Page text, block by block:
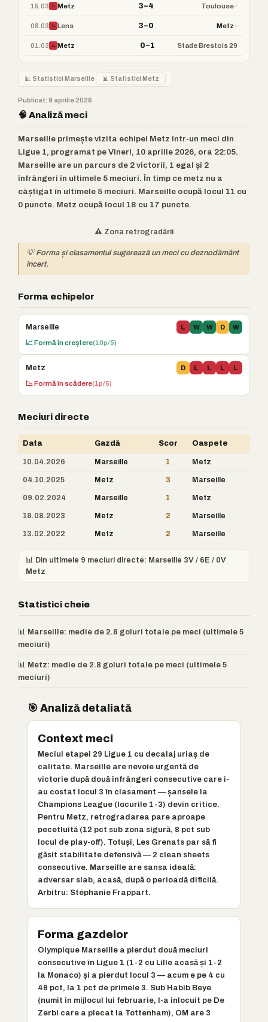
15.03 L Metz 3–4 Toulouse›
08.03 L Lens 3–0 Metz ›
01.03 L Metz 0–1 Stade Brestois 29
📊 Statistici Marseille 📊 Statistici Metz
Publicat: 9 aprilie 2026
🧠 Analiză meci
Marseille primește vizita echipei Metz într-un meci din
Ligue 1, programat pe Vineri, 10 aprilie 2026, ora 22:05.
Marseille are un parcurs de 2 victorii, 1 egal și 2
înfrângeri în ultimele 5 meciuri. În timp ce metz nu a
câștigat în ultimele 5 meciuri. Marseille ocupă locul 11 cu
0 puncte. Metz ocupă locul 18 cu 17 puncte.
⚠️ Zona retrogradării
💡 Forma și clasamentul sugerează un meci cu deznodământ
incert.
Forma echipelor
Marseille L W W D W
📈 Formă în creștere(10p/5)
Metz D L L L L
📉 Formă în scădere(1p/5)
Meciuri directe
Data Gazdă Scor Oaspete
10.04.2026 Marseille 1 Metz
04.10.2025 Metz 3 Marseille
09.02.2024 Marseille 1 Metz
18.08.2023 Metz 2 Marseille
13.02.2022 Metz 2 Marseille
📊 Din ultimele 9 meciuri directe: Marseille 3V / 6E / 0V
Metz
Statistici cheie
📊 Marseille: medie de 2.8 goluri totale pe meci (ultimele 5
meciuri)
📊 Metz: medie de 2.8 goluri totale pe meci (ultimele 5
meciuri)
🎯 Analiză detaliată
Context meci
Meciul etapei 29 Ligue 1 cu decalaj uriaș de
calitate. Marseille are nevoie urgentă de
victorie după două înfrângeri consecutive care i-
au costat locul 3 în clasament — șansele la
Champions League (locurile 1-3) devin critice.
Pentru Metz, retrogradarea pare aproape
pecetluită (12 pct sub zona sigură, 8 pct sub
locul de play-off). Totuși, Les Grenats par să fi
găsit stabilitate defensivă — 2 clean sheets
consecutive. Marseille are sansa ideală:
adversar slab, acasă, după o perioadă dificilă.
Arbitru: Stéphanie Frappart.
Forma gazdelor
Olympique Marseille a pierdut două meciuri
consecutive în Ligue 1 (1-2 cu Lille acasă și 1-2
la Monaco) și a pierdut locul 3 — acum e pe 4 cu
49 pct, la 1 pct de primele 3. Sub Habib Beye
(numit în mijlocul lui februarie, l-a înlocuit pe De
Zerbi care a plecat la Tottenham), OM are 3